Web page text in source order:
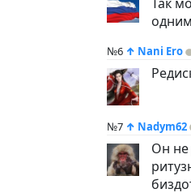
№6 ↑ Nani Ero
№7 ↑ Nadym62
Он не